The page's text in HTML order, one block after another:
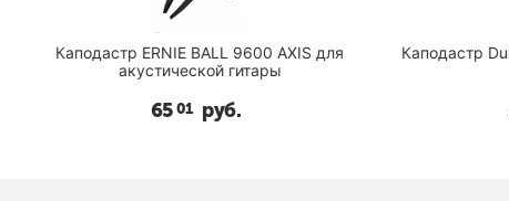
Каподастр ERNIE BALL 9600 AXIS для
акустической гитары
6501 руб.
Каподастр